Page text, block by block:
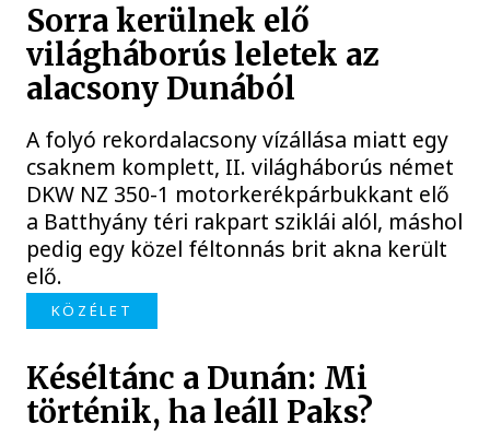
Sorra kerülnek elő
világháborús leletek az
alacsony Dunából
A folyó rekordalacsony vízállása miatt egy
csaknem komplett, II. világháborús német
DKW NZ 350-1 motorkerékpárbukkant elő
a Batthyány téri rakpart sziklái alól, máshol
pedig egy közel féltonnás brit akna került
elő.
KÖZÉLET
Késéltánc a Dunán: Mi
történik, ha leáll Paks?